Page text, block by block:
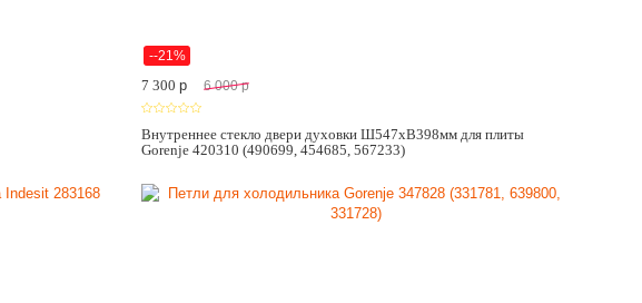
--21%
7 300p 6 000 p
Внутреннее стекло двери духовки Ш547хВ398мм для плиты
Gorenje 420310 (490699, 454685, 567233)